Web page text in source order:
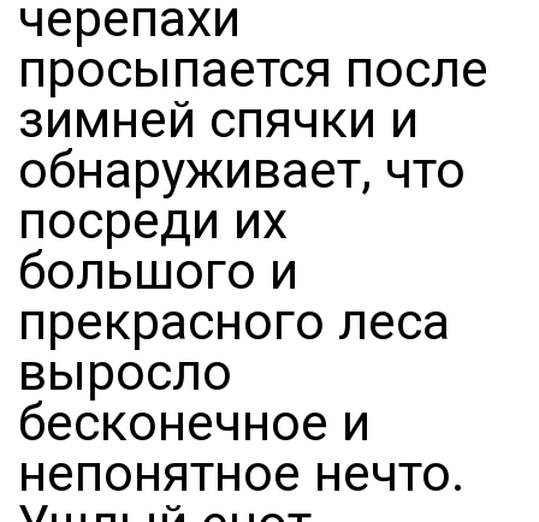
черепахи
просыпается после
зимней спячки и
обнаруживает, что
посреди их
большого и
прекрасного леса
выросло
бесконечное и
непонятное нечто.